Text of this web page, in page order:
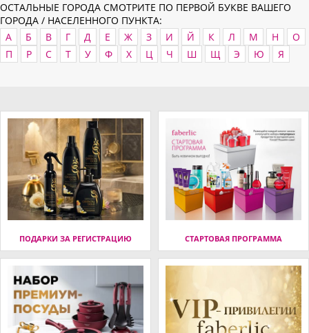
ОСТАЛЬНЫЕ ГОРОДА СМОТРИТЕ ПО ПЕРВОЙ БУКВЕ ВАШЕГО
ГОРОДА / НАСЕЛЕННОГО ПУНКТА:
А
Б В Г Д Е Ж З И Й К Л М Н
О
П
Р С Т У Ф Х Ц Ч Ш Щ Э Ю Я
ПОДАРКИ ЗА РЕГИСТРАЦИЮ СТАРТОВАЯ ПРОГРАММА